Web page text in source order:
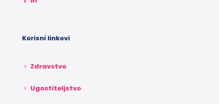
Korisni linkovi
Zdravstvo
Ugostiteljstvo